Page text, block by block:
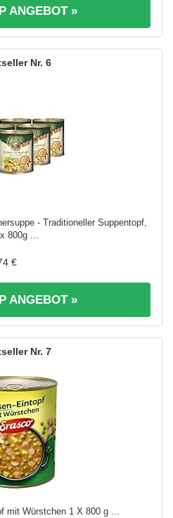
ANGEBOT »
6
- Traditioneller Suppentopf,
800g ...
€
ANGEBOT »
7
mit Würstchen 1 X 800 g ...